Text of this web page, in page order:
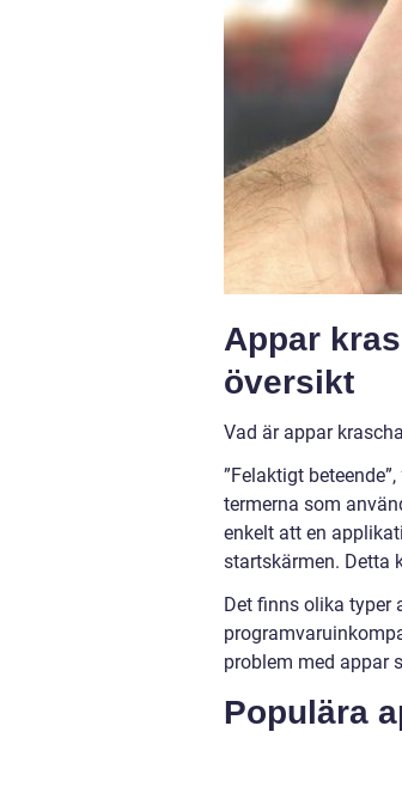
Appar
översikt
Vad är appar
”Felaktigt
termerna som
enkelt att en
startskärmen. Detta
Det finns olika typer
problem med appar
Populära